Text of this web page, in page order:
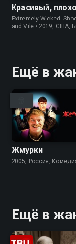
Красивый,
Extremely Wicked,
and Vile • 2019, США,
Ещё в
Жмурки
2005, Россия,
Ещё в